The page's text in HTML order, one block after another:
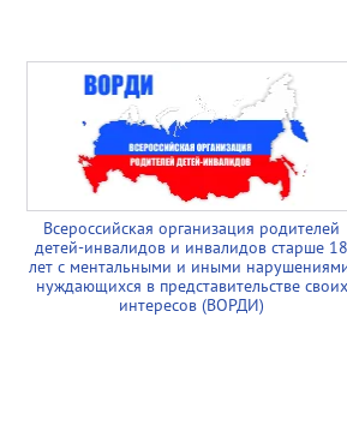
Всероссийская организация родителей
детей-инвалидов и инвалидов старше 18
лет с ментальными и иными
нуждающихся в представительстве своих
интересов (ВОРДИ)